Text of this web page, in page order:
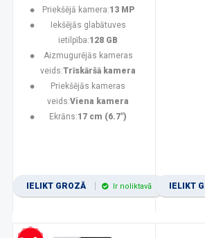
Priekšējā kamera:13 MP
Iekšējās glabātuves
ietilpība:128 GB
Aizmugurējās kameras
veids:Trīskāršā kamera
Priekšējās kameras
veids:Viena kamera
Ekrāns:17 cm (6.7")
IELIKT GROZĀ Ir noliktavā IELIKT